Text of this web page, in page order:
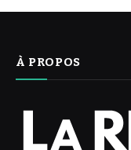
À PROPOS